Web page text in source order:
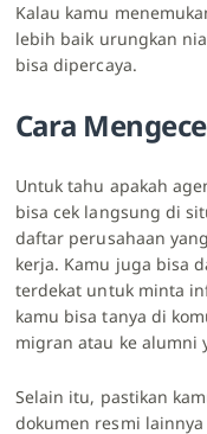
Kalau kamu
lebih baik urungkan
bisa dipercaya.
Cara
Untuk tahu apakah
bisa cek langsung di
daftar perusahaan
kerja. Kamu juga bisa
terdekat untuk minta
kamu bisa tanya di
migran atau ke alumni
Selain itu, pastikan
dokumen resmi